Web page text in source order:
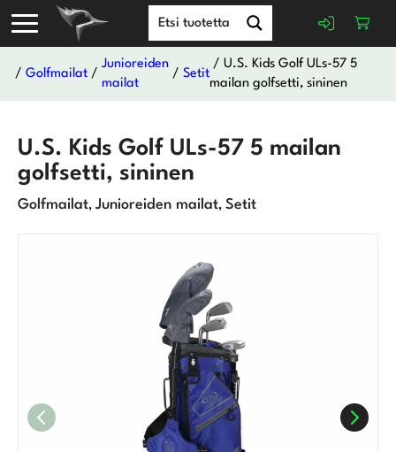
/Golfmailat /
Junioreiden
mailat
/Setit
/ U.S. Kids Golf ULs-57 5
mailan golfsetti, sininen
U.S. Kids Golf ULs-57 5 mailan
golfsetti, sininen
Golfmailat, Junioreiden mailat, Setit